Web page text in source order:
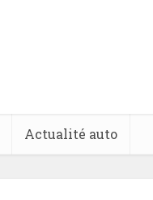
Actualité auto